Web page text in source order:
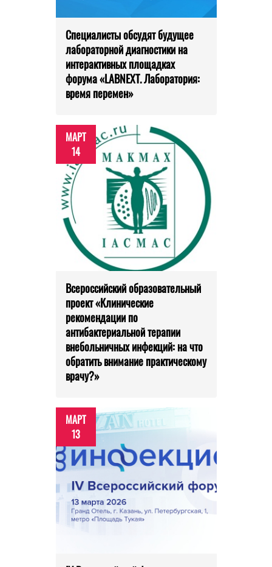
Специалисты обсудят будущее
лабораторной диагностики на
интерактивных площадках
форума «LABNEXT. Лаборатория:
время перемен»
МАРТ
14
Всероссийский образовательный
проект «Клинические
рекомендации по
антибактериальной терапии
внебольничных инфекций: на что
обратить внимание практическому
врачу?»
МАРТ
13